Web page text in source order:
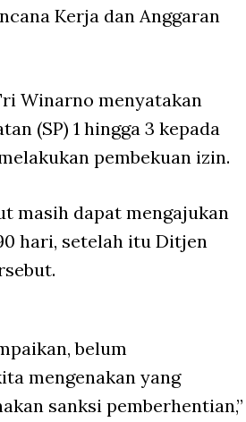
Kerja dan Anggaran
Winarno menyatakan
(SP) 1 hingga 3 kepada
pembekuan izin.
masih dapat mengajukan
hari, setelah itu Ditjen
belum
mengenakan yang
sanksi pemberhentian,”